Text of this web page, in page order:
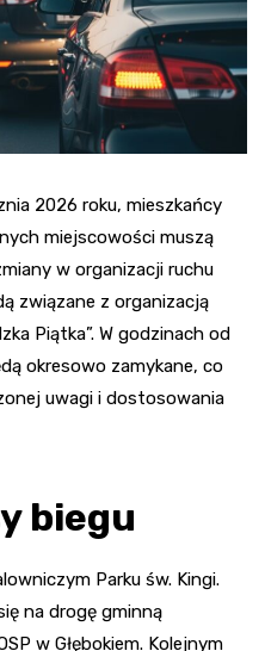
2026 roku, mieszkańcy
miejscowości muszą
w organizacji ruchu
związane z organizacją
Piątka”. W godzinach od
okresowo zamykane, co
uwagi i dostosowania
biegu
Parku św. Kingi.
na drogę gminną
w Głębokiem. Kolejnym